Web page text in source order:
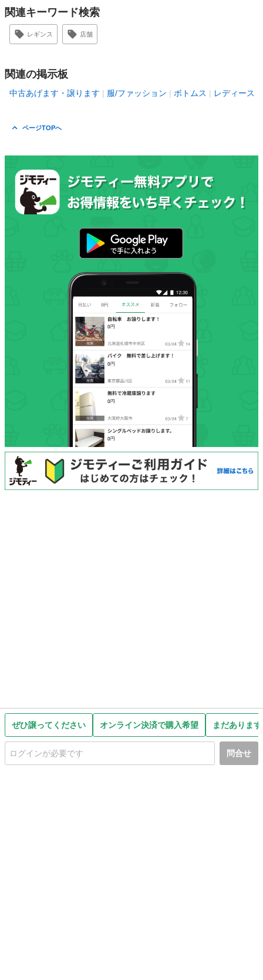
ぜひ譲ってください オンライン決済で購入希望 まだありま
問合せ
関連キーワード検索
レギンス 店舗
関連の掲示板
中古あげます・譲ります 服/ファッション ボトムス レディース
ページTOPへ